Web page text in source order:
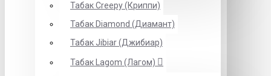
Табак Creepy (Криппи)
Табак Diamond (Диамант)
Табак Jibiar (Джибиар)
Табак Lagom (Лагом)